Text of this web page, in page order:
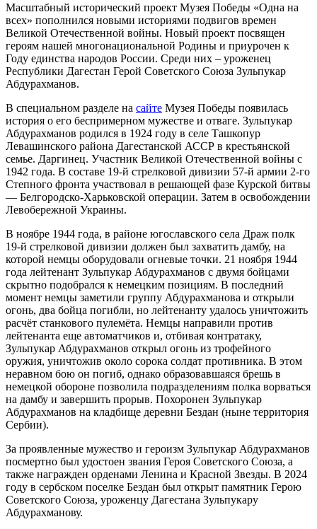
Масштабный исторический проект Музея Победы «Одна на
всех» пополнился новыми историями подвигов времен
Великой Отечественной войны. Новый проект посвящен
героям нашей многонациональной Родины и приурочен к
Году единства народов России. Среди них – уроженец
Республики Дагестан Герой Советского Союза Зульпукар
Абдурахманов.
В специальном разделе на сайте Музея Победы появилась
история о его беспримерном мужестве и отваге. Зульпукар
Абдурахманов родился в 1924 году в селе Ташкопур
Левашинского района Дагестанской АССР в крестьянской
семье. Даргинец. Участник Великой Отечественной войны с
1942 года. В составе 19-й стрелковой дивизии 57-й армии 2-го
Степного фронта участвовал в решающей фазе Курской битвы
— Белгородско-Харьковской операции. Затем в освобождении
Левобережной Украины.
В ноябре 1944 года, в районе югославского села Драж полк
19-й стрелковой дивизии должен был захватить дамбу, на
которой немцы оборудовали огневые точки. 21 ноября 1944
года лейтенант Зульпукар Абдурахманов с двумя бойцами
скрытно подобрался к немецким позициям. В последний
момент немцы заметили группу Абдурахманова и открыли
огонь, два бойца погибли, но лейтенанту удалось уничтожить
расчёт станкового пулемёта. Немцы направили против
лейтенанта еще автоматчиков и, отбивая контратаку,
Зульпукар Абдурахманов открыл огонь из трофейного
оружия, уничтожив около сорока солдат противника. В этом
неравном бою он погиб, однако образовавшаяся брешь в
немецкой обороне позволила подразделениям полка ворваться
на дамбу и завершить прорыв. Похоронен Зульпукар
Абдурахманов на кладбище деревни Бездан (ныне территория
Сербии).
За проявленные мужество и героизм Зульпукар Абдурахманов
посмертно был удостоен звания Героя Советского Союза, а
также награжден орденами Ленина и Красной Звезды. В 2024
году в сербском поселке Бездан был открыт памятник Герою
Советского Союза, уроженцу Дагестана Зульпукару
Абдурахманову.